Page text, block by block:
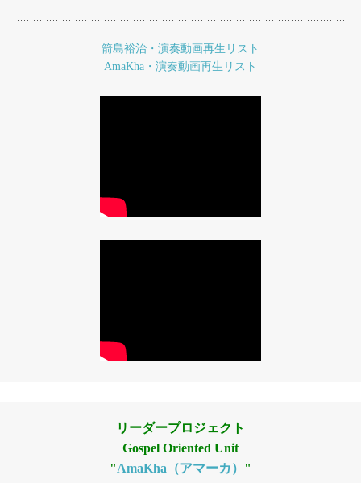
シ
ン
箭島裕治・演奏動画再生リスト
AmaKha・演奏動画再生リスト
リーダープロジェクト
Gospel Oriented Unit
"AmaKha（アマーカ） "